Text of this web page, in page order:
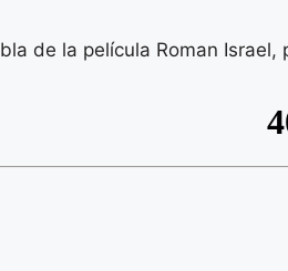
de la película Roman